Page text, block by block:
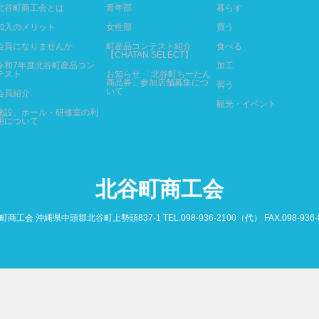
谷町商工会とは
入のメリット
員になりませんか
和7年度北谷町産品コン
スト
員紹介
設、ホール・研修室の利
について
青年部
女性部
町産品コンテスト紹介
【CHATAN SELECT】
お知らせ 「北谷町ちーたん
商品券」参加店舗募集につ
いて
暮らす
買う
食べる
加工
習う
観光・イベント
北谷町商工会
商工会 沖縄県中頭郡北谷町上勢頭837-1 TEL.098-936-2100（代） FAX.098-